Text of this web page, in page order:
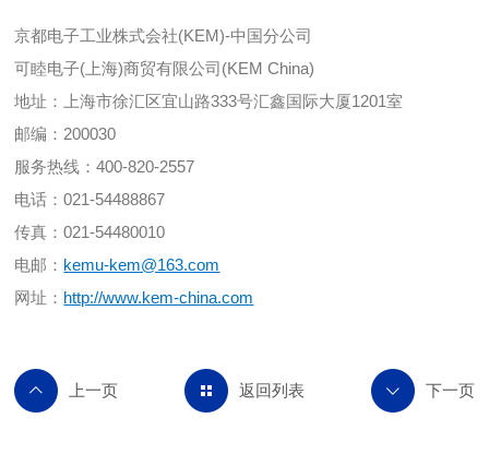
京都电子工业株式会社(KEM)-中国分公司
可睦电子(上海)商贸有限公司(KEM China)
地址：上海市徐汇区宜山路333号汇鑫国际大厦1201室
邮编：200030
服务热线：400-820-2557
电话：021-54488867
传真：021-54480010
电邮： kemu-kem@163.com
网址： http://www.kem-china.com
返回列表